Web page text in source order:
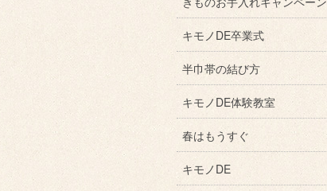
キモノDE卒業式
半巾帯の結び方
キモノDE体験教室
春はもうすぐ
キモノDE